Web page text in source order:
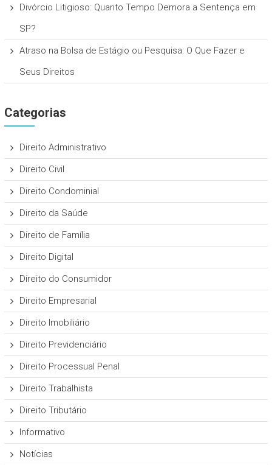
Divórcio Litigioso: Quanto Tempo Demora a Sentença em
SP?
Atraso na Bolsa de Estágio ou Pesquisa: O Que Fazer e
Seus Direitos
Categorias
Direito Administrativo
Direito Civil
Direito Condominial
Direito da Saúde
Direito de Família
Direito Digital
Direito do Consumidor
Direito Empresarial
Direito Imobiliário
Direito Previdenciário
Direito Processual Penal
Direito Trabalhista
Direito Tributário
Informativo
Notícias